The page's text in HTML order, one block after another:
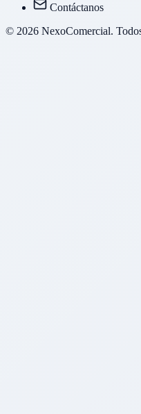
Contáctanos
© 2026 NexoComercial.